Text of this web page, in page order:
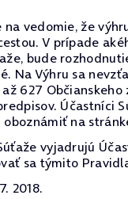
vedomie, že
V prípade
bude
Na Výhru sa
627 Občianskeho
Účastníci
na
vyjadrujú
sa týmito
2018.